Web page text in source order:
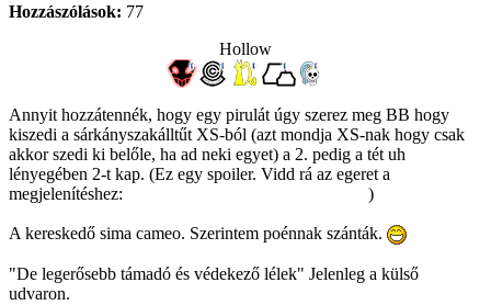
Hozzászólások: 77
Hollow
Annyit hozzátennék, hogy egy pirulát úgy szerez meg BB hogy
kiszedi a sárkányszakálltűt XS-ból (azt mondja XS-nak hogy csak
akkor szedi ki belőle, ha ad neki egyet) a 2. pedig a tét uh
lényegében 2-t kap. (Ez egy spoiler. Vidd rá az egeret a
megjelenítéshez:
)
A kereskedő sima cameo. Szerintem poénnak szánták.
"De legerősebb támadó és védekező lélek" Jelenleg a külső
udvaron.